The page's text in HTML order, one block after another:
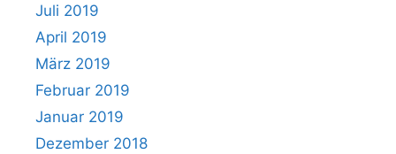
Juli 2019
April 2019
März 2019
Februar 2019
Januar 2019
Dezember 2018